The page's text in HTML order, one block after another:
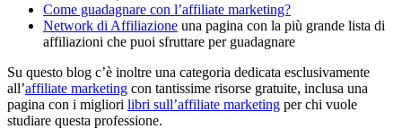
Come guadagnare con l’affiliate marketing?
Network di Affiliazione una pagina con la più grande lista di
affiliazioni che puoi sfruttare per guadagnare
Su questo blog c’è inoltre una categoria dedicata esclusivamente
all’affiliate marketing con tantissime risorse gratuite, inclusa una
pagina con i migliori libri sull’affiliate marketing per chi vuole
studiare questa professione.